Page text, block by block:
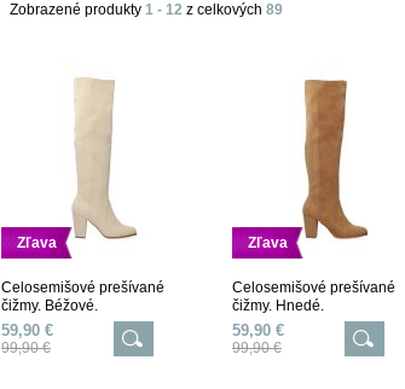
Zobrazené produkty 1 - 12 z celkových 89
Zľava
Celosemišové prešívané
čižmy. Béžové.
59,90 €
99,90 €
Zľava
Celosemišové prešívané
čižmy. Hnedé.
59,90 €
99,90 €